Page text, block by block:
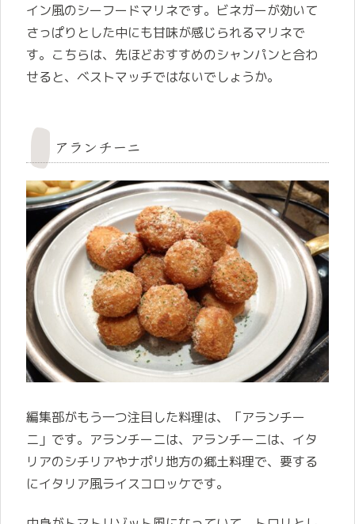
イン風のシーフードマリネです。ビネガーが効いて
さっぱりとした中にも甘味が感じられるマリネで
す。こちらは、先ほどおすすめのシャンパンと合わ
せると、ベストマッチではないでしょうか。
アランチーニ
編集部がもう一つ注目した料理は、「アランチー
ニ」です。アランチーニは、アランチーニは、イタ
リアのシチリアやナポリ地方の郷土料理で、要する
にイタリア風ライスコロッケです。